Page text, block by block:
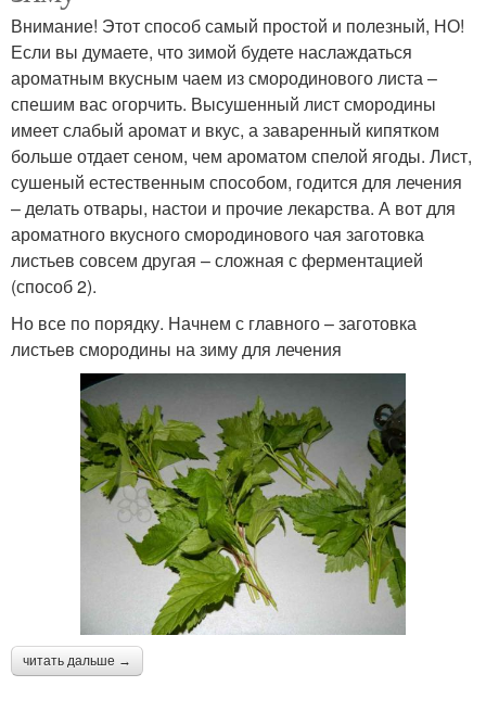
Внимание! Этот способ самый простой и полезный, НО!
Если вы думаете, что зимой будете наслаждаться
ароматным вкусным чаем из смородинового листа –
спешим вас огорчить. Высушенный лист смородины
имеет слабый аромат и вкус, а заваренный кипятком
больше отдает сеном, чем ароматом спелой ягоды. Лист,
сушеный естественным способом, годится для лечения
– делать отвары, настои и прочие лекарства. А вот для
ароматного вкусного смородинового чая заготовка
листьев совсем другая – сложная с ферментацией
(способ 2).
Но все по порядку. Начнем с главного – заготовка
листьев смородины на зиму для лечения
читать дальше →